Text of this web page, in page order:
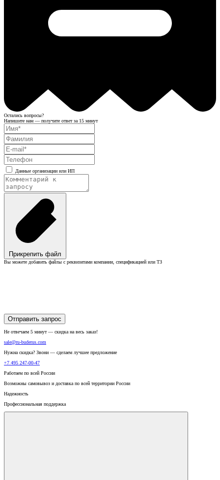
Остались вопросы?
Напишите нам — получите ответ за 15 минут
Данные организации или ИП
Прикрепить файл
Вы можете добавить файлы с реквизитами компании, спецификацией или ТЗ
Отправить запрос
Не отвечаем 5 минут — скидка на весь заказ!
sale@ru-buderus.com
Нужна скидка? Звони — сделаем лучшее предложение
+7 495 247-00-47
Работаем по всей России
Возможны самовывоз и доставка по всей территории России
Надежность
Профессиональная поддержка